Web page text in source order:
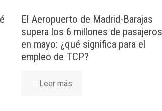
El Aeropuerto de Madrid-Barajas
supera los 6 millones de pasajeros
en mayo: ¿qué significa para el
empleo de TCP?
Leer más